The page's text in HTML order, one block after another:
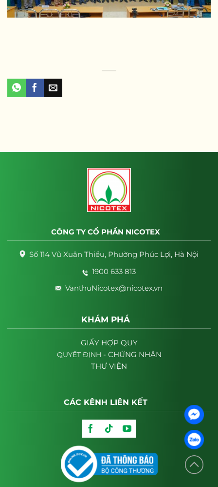
CÔNG TY CỔ PHẦN NICOTEX
Số 114 Vũ Xuân Thiều, Phường Phúc Lợi, Hà Nội
1900 633 813
VanthuNicotex@nicotex.vn
KHÁM PHÁ
GIẤY HỢP QUY
QUYẾT ĐỊNH - CHỨNG NHẬN
THƯ VIỆN
CÁC KÊNH LIÊN KẾT